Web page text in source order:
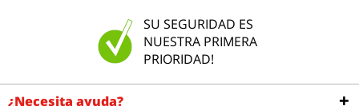
SU SEGURIDAD ES
NUESTRA PRIMERA
PRIORIDAD!
¿Necesita ayuda?